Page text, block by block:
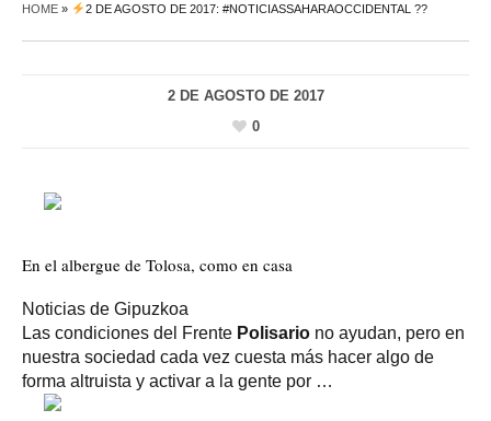
HOME » 2 DE AGOSTO DE 2017: #NOTICIASSAHARAOCCIDENTAL ??
2 DE AGOSTO DE 2017
0
En el albergue de Tolosa, como en casa
Noticias de Gipuzkoa
Las condiciones del Frente Polisario no ayudan, pero en
nuestra sociedad cada vez cuesta más hacer algo de
forma altruista y activar a la gente por …